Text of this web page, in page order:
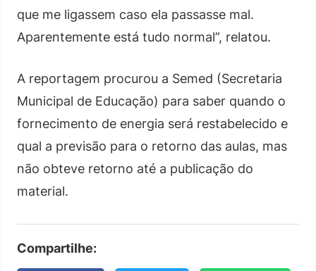
que me ligassem caso ela passasse mal.
Aparentemente está tudo normal”, relatou.
A reportagem procurou a Semed (Secretaria
Municipal de Educação) para saber quando o
fornecimento de energia será restabelecido e
qual a previsão para o retorno das aulas, mas
não obteve retorno até a publicação do
material.
Compartilhe: